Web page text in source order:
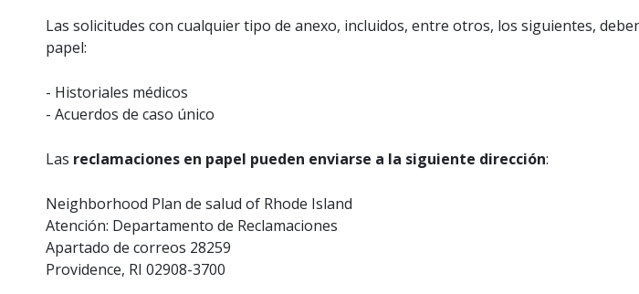
Las solicitudes con cualquier tipo de anexo, incluidos, entre otros, los siguientes,
papel:
- Historiales médicos
- Acuerdos de caso único
Las reclamaciones en papel pueden enviarse a la siguiente dirección:
Neighborhood Plan de salud of Rhode Island
Atención: Departamento de Reclamaciones
Apartado de correos 28259
Providence, RI 02908-3700